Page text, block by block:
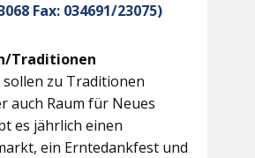
Fax: 034691/23075)
Traditionen
zu Traditionen
auch Raum für Neues
es jährlich einen
ein Erntedankfest und